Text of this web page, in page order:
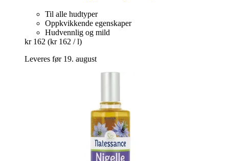
Til alle hudtyper
Oppkvikkende egenskaper
Hudvennlig og mild
kr 162 (kr 162 / l)
Leveres før 19. august